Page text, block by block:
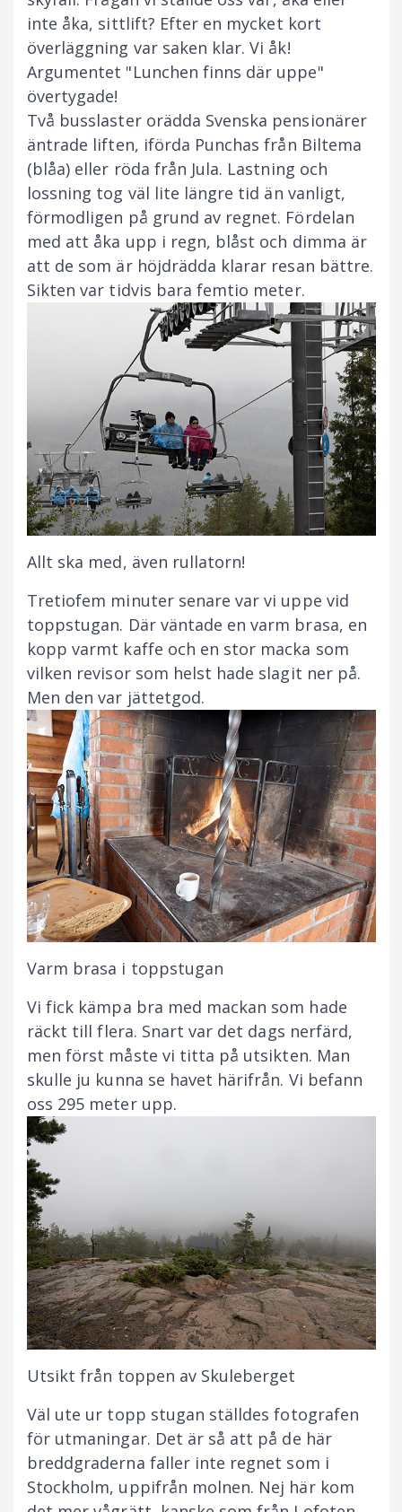
inte åka, sittlift? Efter en mycket kort
överläggning var saken klar. Vi åk!
Argumentet "Lunchen finns där uppe"
övertygade!
Två busslaster orädda Svenska pensionärer
äntrade liften, iförda Punchas från Biltema
(blåa) eller röda från Jula. Lastning och
lossning tog väl lite längre tid än vanligt,
förmodligen på grund av regnet. Fördelan
med att åka upp i regn, blåst och dimma är
att de som är höjdrädda klarar resan bättre.
Sikten var tidvis bara femtio meter.
Allt ska med, även rullatorn!
Tretiofem minuter senare var vi uppe vid
toppstugan. Där väntade en varm brasa, en
kopp varmt kaffe och en stor macka som
vilken revisor som helst hade slagit ner på.
Men den var jättetgod.
Varm brasa i toppstugan
Vi fick kämpa bra med mackan som hade
räckt till flera. Snart var det dags nerfärd,
men först måste vi titta på utsikten. Man
skulle ju kunna se havet härifrån. Vi befann
oss 295 meter upp.
Utsikt från toppen av Skuleberget
Väl ute ur topp stugan ställdes fotografen
för utmaningar. Det är så att på de här
breddgraderna faller inte regnet som i
Stockholm, uppifrån molnen. Nej här kom